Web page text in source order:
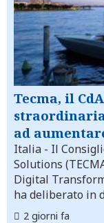
Tecma, il
ad
Italia - Il
Solutions
Digital
ha deliberato in
2 giorni fa